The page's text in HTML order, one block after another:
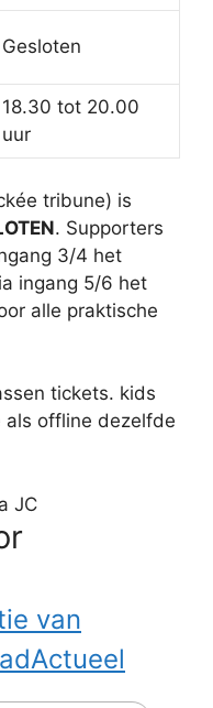
Gesloten
18.30 tot 20.00
uur
tribune) is
. Supporters
3/4 het
ingang 5/6 het
alle praktische
tickets. kids
offline dezelfde
JC
van